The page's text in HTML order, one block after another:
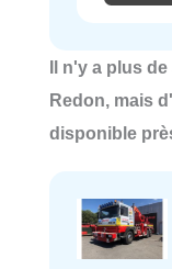
Il n'y a plus
Redon, mais
disponible